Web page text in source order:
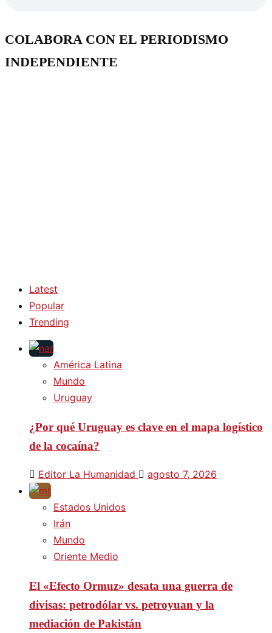
COLABORA CON EL PERIODISMO
INDEPENDIENTE
Latest
Popular
Trending
América Latina
Mundo
Uruguay
¿Por qué Uruguay es clave en el mapa logístico
de la cocaína?
Editor La Humanidad agosto 7, 2026
Estados Unidos
Irán
Mundo
Oriente Medio
El «Efecto Ormuz» desata una guerra de
divisas: petrodólar vs. petroyuan y la
mediación de Pakistán